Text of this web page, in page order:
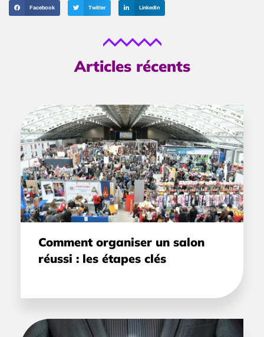
Facebook Twitter LinkedIn
Articles récents
Comment organiser un salon
réussi : les étapes clés